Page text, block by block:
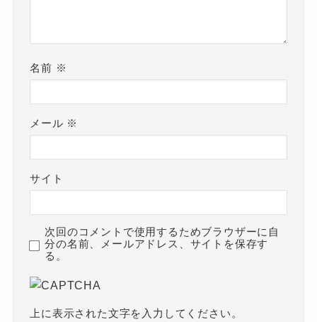
名前 ※
メール ※
サイト
次回のコメントで使用するためブラウザーに自
分の名前、メールアドレス、サイトを保存す
る。
上に表示された文字を入力してください。